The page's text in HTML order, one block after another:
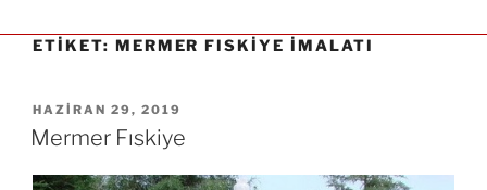
ETIKET: MERMER FISKIYE IMALATI
HAZIRAN 29, 2019
Mermer Fıskiye